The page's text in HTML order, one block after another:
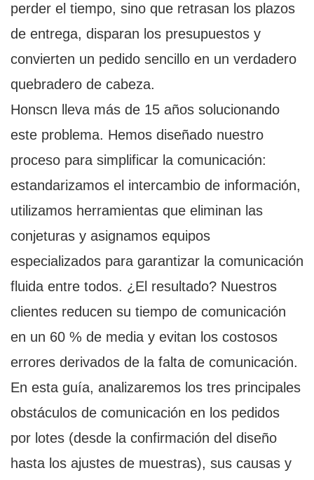
perder el tiempo, sino que retrasan los plazos
de entrega, disparan los presupuestos y
convierten un pedido sencillo en un verdadero
quebradero de cabeza.
Honscn lleva más de 15 años solucionando
este problema. Hemos diseñado nuestro
proceso para simplificar la comunicación:
estandarizamos el intercambio de información,
utilizamos herramientas que eliminan las
conjeturas y asignamos equipos
especializados para garantizar la comunicación
fluida entre todos. ¿El resultado? Nuestros
clientes reducen su tiempo de comunicación
en un 60 % de media y evitan los costosos
errores derivados de la falta de comunicación.
En esta guía, analizaremos los tres principales
obstáculos de comunicación en los pedidos
por lotes (desde la confirmación del diseño
hasta los ajustes de muestras), sus causas y